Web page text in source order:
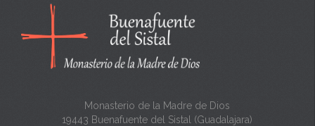
n
a
Monasterio de la Madre de Dios
19443 Buenafuente del Sistal (Guadalajara)